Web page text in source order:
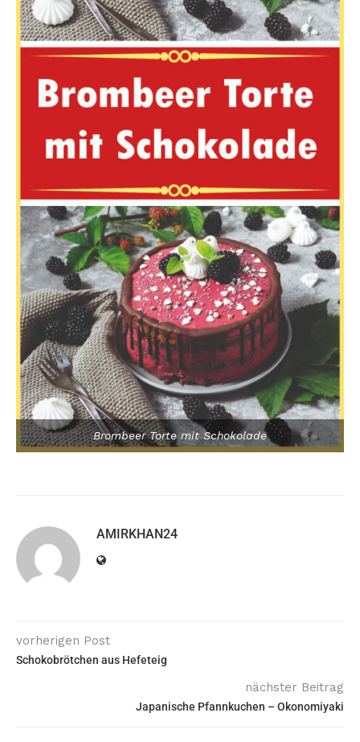
Brombeer Torte mit Schokolade
AMIRKHAN24
vorherigen Post
Schokobrötchen aus Hefeteig
nächster Beitrag
Japanische Pfannkuchen – Okonomiyaki